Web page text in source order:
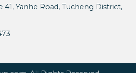
41, Yanhe Road, Tucheng District,